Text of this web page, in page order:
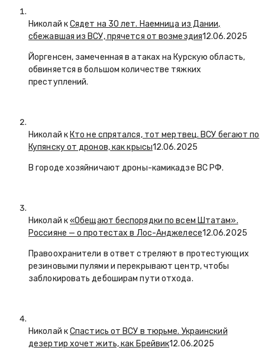
Николай кСядет на 30 лет. Наемница из Дании,
сбежавшая из ВСУ, прячется от возмездия12.06.2025
Йоргенсен, замеченная в атаках на Курскую область,
обвиняется в большом количестве тяжких
преступлений.
Николай к Кто не спрятался, тот мертвец. ВСУ бегают по
Купянску от дронов, как крысы12.06.2025
В городе хозяйничают дроны-камикадзе ВС РФ.
Николай к«Обещают беспорядки по всем Штатам».
Россияне — о протестах в Лос-Анджелесе12.06.2025
Правоохранители в ответ стреляют в протестующих
резиновыми пулями и перекрывают центр, чтобы
заблокировать дебоширам пути отхода.
Николай кСпастись от ВСУ в тюрьме. Украинский
дезертир хочет жить, как Брейвик12.06.2025